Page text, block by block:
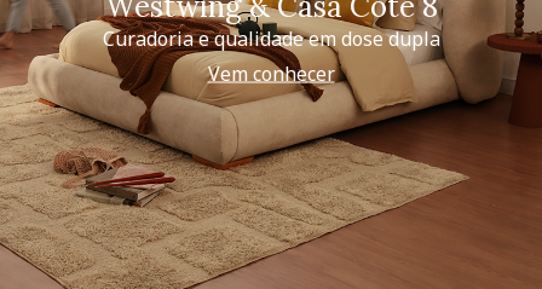
Curadoria e qualidade em dose dupla
Vem conhecer